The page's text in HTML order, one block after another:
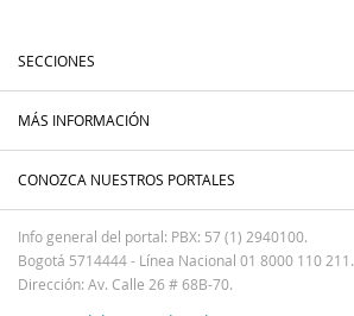
SECCIONES
MÁS INFORMACIÓN
CONOZCA NUESTROS PORTALES
Info general del portal: PBX: 57 (1) 2940100.
Bogotá 5714444 - Línea Nacional 01 8000 110 211.
Dirección: Av. Calle 26 # 68B-70.